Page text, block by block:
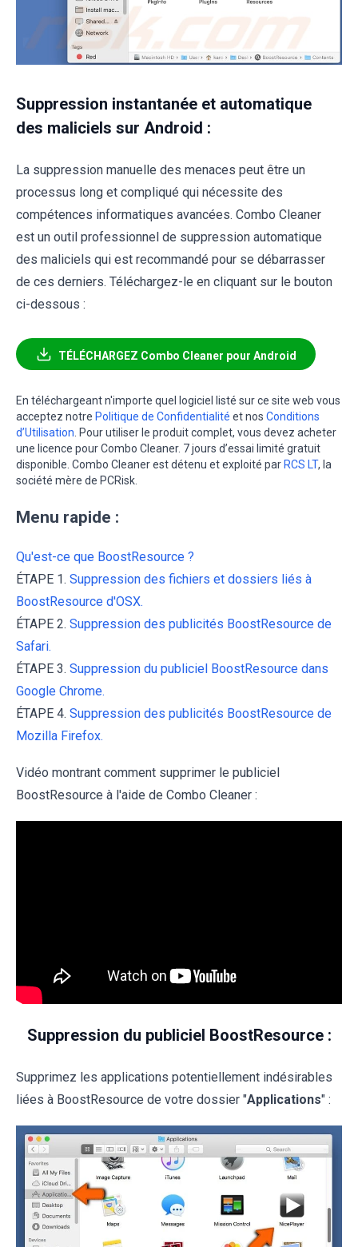
Suppression instantanée et automatique
des maliciels sur Android :
La suppression manuelle des menaces peut être un
processus long et compliqué qui nécessite des
compétences informatiques avancées. Combo Cleaner
est un outil professionnel de suppression automatique
des maliciels qui est recommandé pour se débarrasser
de ces derniers. Téléchargez-le en cliquant sur le bouton
ci-dessous :
TÉLÉCHARGEZ Combo Cleaner pour Android
En téléchargeant n'importe quel logiciel listé sur ce site web vous
acceptez notre Politique de Confidentialité et nos Conditions
d’Utilisation . Pour utiliser le produit complet, vous devez acheter
une licence pour Combo Cleaner. 7 jours d’essai limité gratuit
disponible. Combo Cleaner est détenu et exploité par RCS LT, la
société mère de PCRisk.
Menu rapide :
Qu'est-ce que BoostResource ?
ÉTAPE 1. Suppression des fichiers et dossiers liés à
BoostResource d'OSX.
ÉTAPE 2. Suppression des publicités BoostResource de
Safari.
ÉTAPE 3. Suppression du publiciel BoostResource dans
Google Chrome.
ÉTAPE 4. Suppression des publicités BoostResource de
Mozilla Firefox.
Vidéo montrant comment supprimer le publiciel
BoostResource à l'aide de Combo Cleaner :
Suppression du publiciel BoostResource :
Supprimez les applications potentiellement indésirables
liées à BoostResource de votre dossier "Applications" :